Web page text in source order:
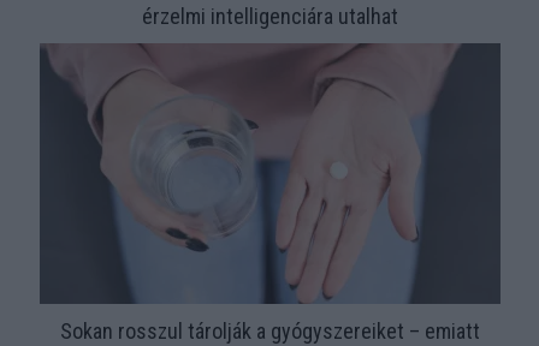
érzelmi intelligenciára utalhat
Sokan rosszul tárolják a gyógyszereiket – emiatt